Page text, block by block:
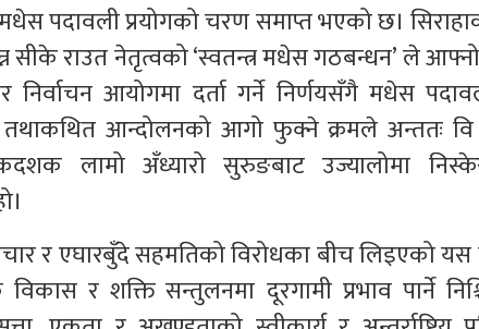
पदावली प्रयोगको चरण समाप्त भएको छ।
राउत नेतृत्वको ‘स्वतन्त्र मधेस गठबन्धन’ ले आफ्नो
निर्वाचन आयोगमा दर्ता गर्ने निर्णयसँगै मधेस
तथाकथित आन्दोलनको आगो फुक्ने क्रमले अन्ततः वि
लामो अँध्यारो सुरुङबाट उज्यालोमा
र एघारबुँदे सहमतिको विरोधका बीच लिइएको
र शक्ति सन्तुलनमा दूरगामी प्रभाव पार्ने